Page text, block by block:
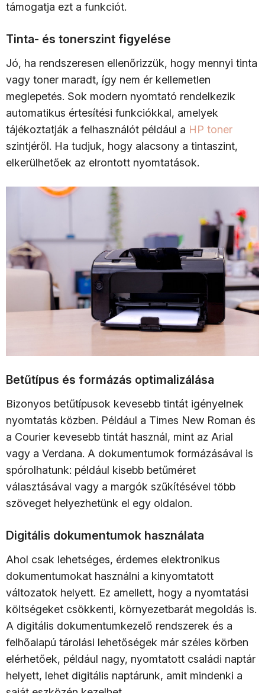
támogatja ezt a funkciót.
Tinta- és tonerszint figyelése
Jó, ha rendszeresen ellenőrizzük, hogy mennyi tinta
vagy toner maradt, így nem ér kellemetlen
meglepetés. Sok modern nyomtató rendelkezik
automatikus értesítési funkciókkal, amelyek
tájékoztatják a felhasználót például a HP toner
szintjéről. Ha tudjuk, hogy alacsony a tintaszint,
elkerülhetőek az elrontott nyomtatások.
Betűtípus és formázás optimalizálása
Bizonyos betűtípusok kevesebb tintát igényelnek
nyomtatás közben. Például a Times New Roman és
a Courier kevesebb tintát használ, mint az Arial
vagy a Verdana. A dokumentumok formázásával is
spórolhatunk: például kisebb betűméret
választásával vagy a margók szűkítésével több
szöveget helyezhetünk el egy oldalon.
Digitális dokumentumok használata
Ahol csak lehetséges, érdemes elektronikus
dokumentumokat használni a kinyomtatott
változatok helyett. Ez amellett, hogy a nyomtatási
költségeket csökkenti, környezetbarát megoldás is.
A digitális dokumentumkezelő rendszerek és a
felhőalapú tárolási lehetőségek már széles körben
elérhetőek, például nagy, nyomtatott családi naptár
helyett, lehet digitális naptárunk, amit mindenki a